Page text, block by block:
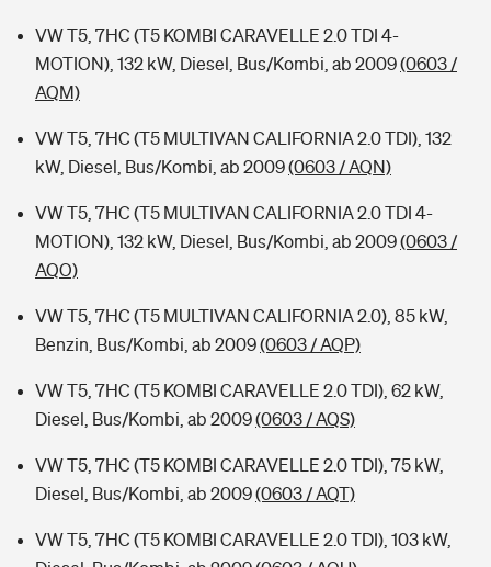
VW T5, 7HC (T5 KOMBI CARAVELLE 2.0 TDI 4-
MOTION), 132 kW, Diesel, Bus/Kombi, ab 2009(0603 /
AQM)
VW T5, 7HC (T5 MULTIVAN CALIFORNIA 2.0 TDI), 132
kW, Diesel, Bus/Kombi, ab 2009(0603 / AQN)
VW T5, 7HC (T5 MULTIVAN CALIFORNIA 2.0 TDI 4-
MOTION), 132 kW, Diesel, Bus/Kombi, ab 2009(0603 /
AQO)
VW T5, 7HC (T5 MULTIVAN CALIFORNIA 2.0), 85 kW,
Benzin, Bus/Kombi, ab 2009(0603 / AQP)
VW T5, 7HC (T5 KOMBI CARAVELLE 2.0 TDI), 62 kW,
Diesel, Bus/Kombi, ab 2009(0603 / AQS)
VW T5, 7HC (T5 KOMBI CARAVELLE 2.0 TDI), 75 kW,
Diesel, Bus/Kombi, ab 2009(0603 / AQT)
VW T5, 7HC (T5 KOMBI CARAVELLE 2.0 TDI), 103 kW,